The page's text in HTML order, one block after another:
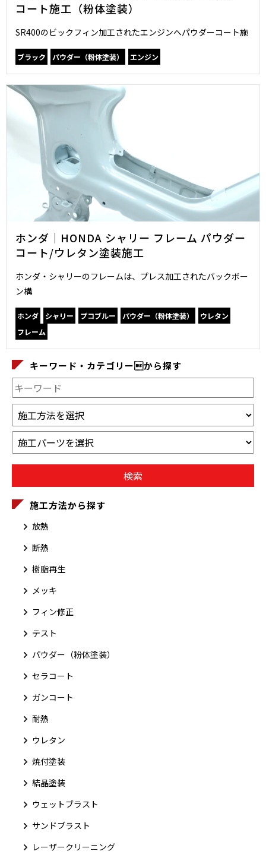
コート施工（粉体塗装）
SR400のビックフィン加工されたエンジンへパウダーコート施
ブラック パウダー（粉体塗装） エンジン
ホンダ｜HONDA シャリー フレーム パウダー
コート/ウレタン塗装施工
ホンダ・シャリーのフレームは、プレス加工されたバックボー
ン構
ホンダ シャリー プコブルー パウダー（粉体塗装）
ウレタン
フレーム
キーワード・カテゴリーから探す
施工方法から探す
放熱
断熱
樹脂再生
メッキ
フィン修正
テスト
パウダー（粉体塗装）
セラコート
ガンコート
耐熱
ウレタン
焼付塗装
結晶塗装
ウェットブラスト
サンドブラスト
レーザークリーニング